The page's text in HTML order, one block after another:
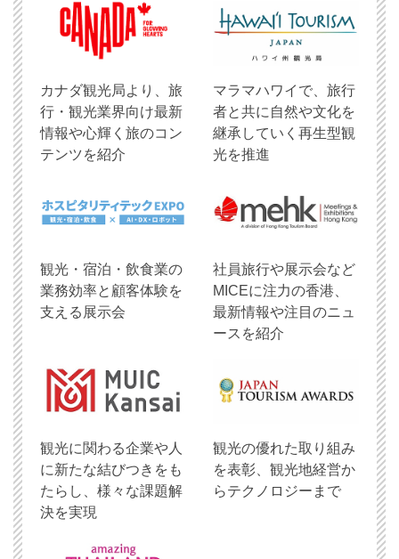
​カナダ観光局より、旅
行・観光業界向け最新
情報や心輝く旅のコン
テンツを紹介
マラマハワイで、旅行
者と共に自然や文化を
継承していく再生型観
光を推進
観光・宿泊・飲食業の
業務効率と顧客体験を
支える展示会
社員旅行や展示会など
MICEに注力の香港、
最新情報や注目のニュ
ースを紹介
観光に関わる企業や人
に新たな結びつきをも
たらし、様々な課題解
決を実現
観光の優れた取り組み
を表彰、観光地経営か
らテクノロジーまで